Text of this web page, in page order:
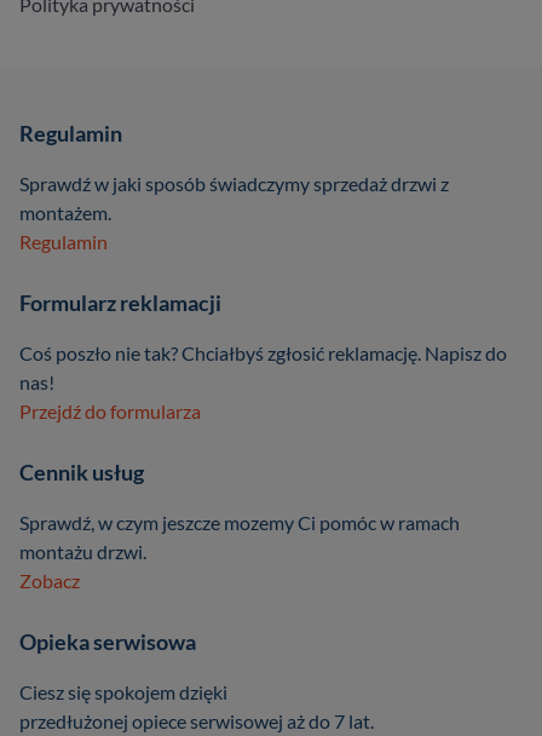
Regulamin
Sprawdź w jaki sposób świadczymy sprzedaż drzwi z
montażem.
Regulamin
Formularz reklamacji
Coś poszło nie tak? Chciałbyś zgłosić reklamację. Napisz do
nas!
Przejdź do formularza
Cennik usług
Sprawdź, w czym jeszcze mozemy Ci pomóc w ramach
montażu drzwi.
Zobacz
Opieka serwisowa
Ciesz się spokojem dzięki
przedłużonej opiece serwisowej aż do 7 lat.